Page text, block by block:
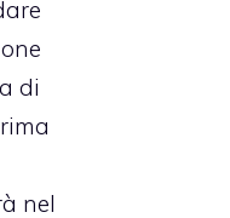
di
nel